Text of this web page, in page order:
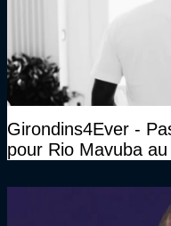
Girondins4Ever -
pour Rio Mavuba